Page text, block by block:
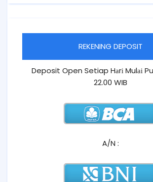
REKENING DEPOSIT
Deposit Open Setiap Hаrі Mulаі
22.00 WIB
A/N :